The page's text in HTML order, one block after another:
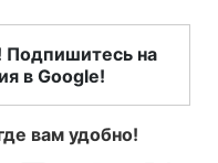
Подпишитесь на
в Google!
вам удобно!